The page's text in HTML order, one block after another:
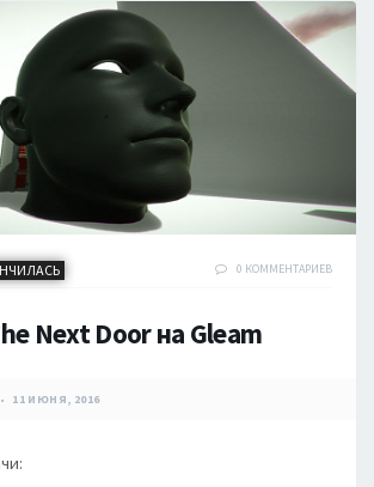
0 КОММЕНТАРИЕВ
Next Door на Gleam
11 ИЮНЯ, 2016